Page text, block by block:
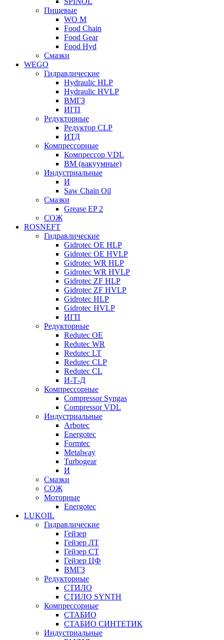
Пищевые
WO M
Food Chain
Food Gear
Food Hyd
Смазки
WEGO
Гидравлические
Hydraulic HLP
Hydraulic HVLP
ВМГЗ
ИГП
Редукторные
Редуктор CLP
ИТД
Компрессорные
Компрессор VDL
ВМ (вакуумные)
Индустриальные
И
Saw Chain Oil
Смазки
Grease EP 2
СОЖ
ROSNEFT
Гидравлические
Gidrotec OE HLP
Gidrotec OE HVLP
Gidrotec WR HLP
Gidrotec WR HVLP
Gidrotec ZF HLP
Gidrotec ZF HVLP
Gidrotec HLP
Gidrotec HVLP
ИГП
Редукторные
Redutec OE
Redutec WR
Redutec LT
Redutec CLP
Redutec CL
И-Т-Д
Компрессорные
Compressor Syngas
Compressor VDL
Индустриальные
Arbotec
Energotec
Formtec
Metalway
Turbogear
И
Смазки
СОЖ
Моторные
Energotec
LUKOIL
Гидравлические
Гейзер
Гейзер ЛТ
Гейзер СТ
Гейзер ЦФ
ВМГЗ
Редукторные
СТИЛО
СТИЛО SYNTH
Компрессорные
СТАБИО
СТАБИО СИНТЕТИК
Индустриальные